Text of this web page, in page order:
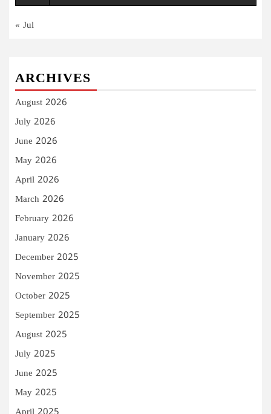
« Jul
ARCHIVES
August 2026
July 2026
June 2026
May 2026
April 2026
March 2026
February 2026
January 2026
December 2025
November 2025
October 2025
September 2025
August 2025
July 2025
June 2025
May 2025